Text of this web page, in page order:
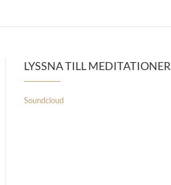
LYSSNA TILL MEDITATIONER
Soundcloud